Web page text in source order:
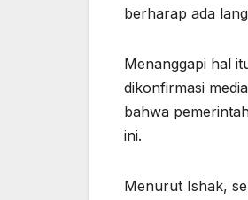
berharap ada
Menanggapi hal
dikonfirmasi
bahwa
ini.
Menurut Ishak,